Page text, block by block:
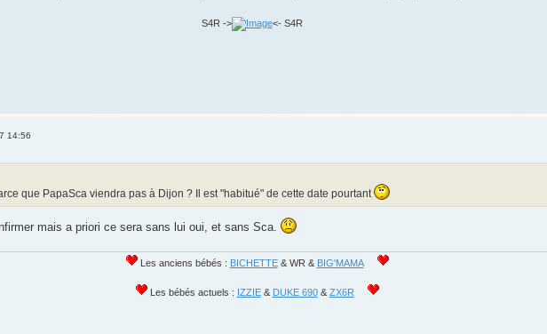
S4R ->
<- S4R
14:56
que PapaSca viendra pas à Dijon ? Il est "habitué" de cette date pourtant
mais a priori ce sera sans lui oui, et sans Sca.
Les anciens bébés : BICHETTE& WR & BIG'MAMA
Les bébés actuels : IZZIE& DUKE 690& ZX6R